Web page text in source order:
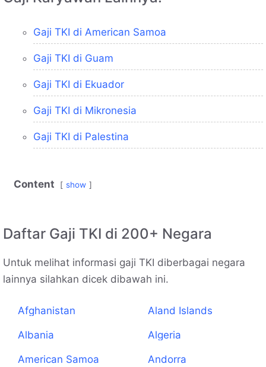
Gaji TKI di American Samoa
Gaji TKI di Guam
Gaji TKI di Ekuador
Gaji TKI di Mikronesia
Gaji TKI di Palestina
Content show
Daftar Gaji TKI di 200+ Negara
Untuk melihat informasi gaji TKI diberbagai negara
lainnya silahkan dicek dibawah ini.
Afghanistan Aland Islands
Albania Algeria
American Samoa Andorra